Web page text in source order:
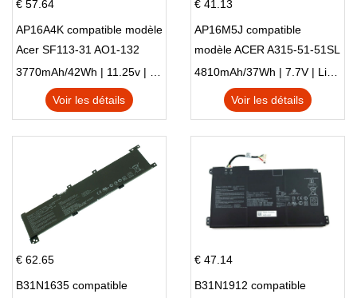
€ 57.64
AP16A4K compatible modèle
Acer SF113-31 AO1-132
NE132
3770mAh/42Wh | 11.25v | Li-ion ...
Voir les détails
€ 41.13
AP16M5J compatible
modèle ACER A315-51-51SL
N17Q1 SERIES
4810mAh/37Wh | 7.7V | Li-ion ...
Voir les détails
€ 62.65
B31N1635 compatible
€ 47.14
B31N1912 compatible